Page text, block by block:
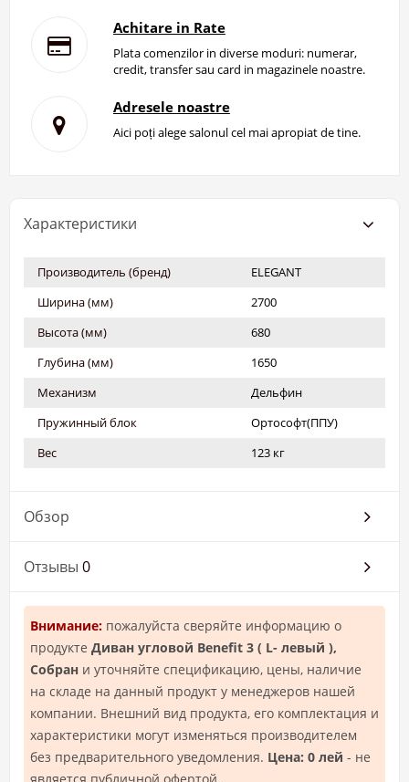
Achitare in Rate
Plata comenzilor in diverse moduri: numerar,
credit, transfer sau card in magazinele noastre.
Adresele noastre
Aici poți alege salonul cel mai apropiat de tine.
Характеристики
Производитель (бренд)
ELEGANT
Ширина (мм)
2700
Высота (мм)
680
Глубина (мм)
1650
Механизм
Дельфин
Пружинный блок
Ортософт(ППУ)
Вес
123 кг
Обзор
Отзывы 0
Внимание: пожалуйста сверяйте информацию о
продукте Диван угловой Benefit 3 ( L- левый ),
Собран и уточняйте спецификацию, цены, наличие
на складе на данный продукт у менеджеров нашей
компании. Внешний вид продукта, его комплектация и
характеристики могут изменяться производителем
без предварительного уведомления. Цена: 0 лей - не